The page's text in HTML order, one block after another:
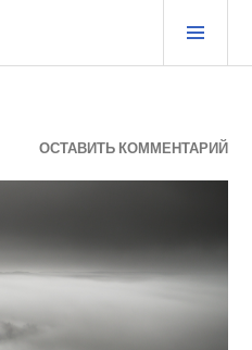
ОСТАВИТЬ КОММЕНТАРИЙ